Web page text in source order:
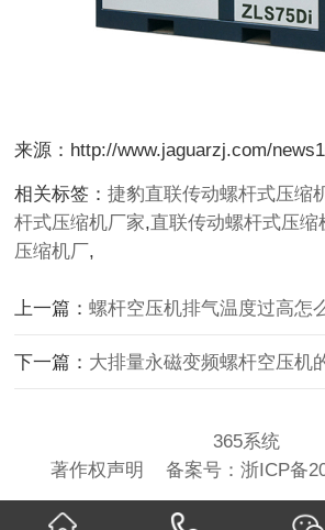
来源：http://www.jaguarzj.com/
相关标签：捷豹直联传动螺杆式压缩
杆式压缩机厂家,直联传动螺杆式压缩
压缩机厂,
上一篇：螺杆空压机排气温度过高怎
下一篇： 大排量永磁变频螺杆空压机
365系统
著作权声明
备案号： 浙ICP备